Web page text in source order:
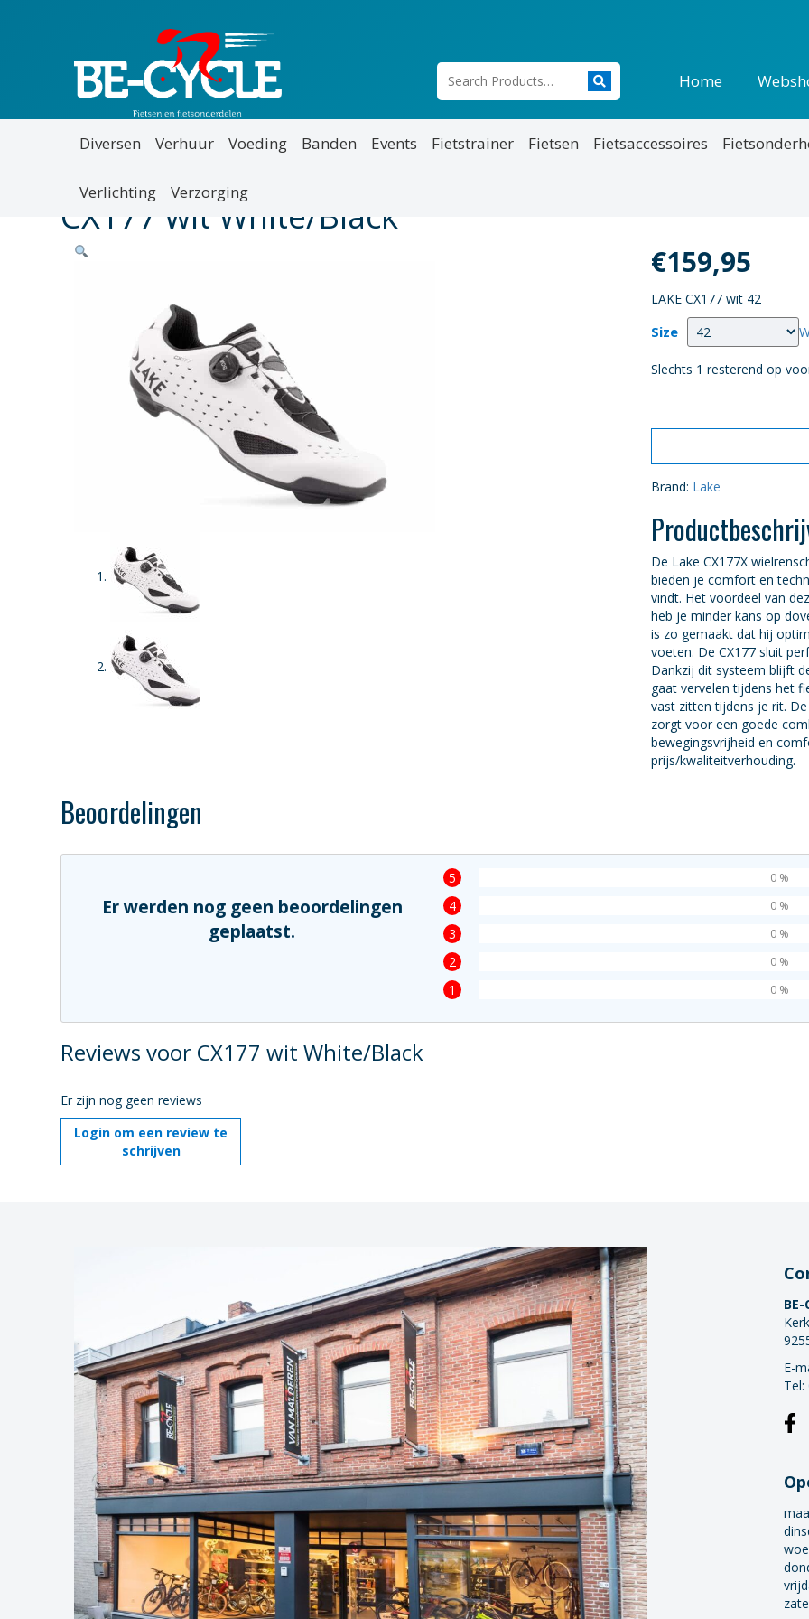
Home
Diversen Verhuur Voeding Banden Events Fietstrainer Fietsen Fietsaccessoires
Verlichting Verzorging
CX177 wit White/Black
€159,95
LAKE CX177 wit 42
Size
Slechts 1 resterend op
Brand: Lake
De Lake CX177X
bieden je comfort en
vindt. Het voordeel van
heb je minder kans op
is zo gemaakt dat hij
voeten. De CX177 sluit
Dankzij dit systeem blijft
gaat vervelen tijdens het
vast zitten tijdens je rit.
zorgt voor een goede
bewegingsvrijheid en
prijs/kwaliteitverhouding.
Beoordelingen
Er werden nog geen beoordelingen
geplaatst.
5 0 %
4 0 %
3 0 %
2 0 %
1 0 %
Reviews voor CX177 wit White/Black
Er zijn nog geen reviews
Login om een review te
schrijven
E-
Tel: